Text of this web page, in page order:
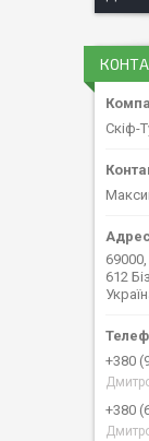
Скіф-
612
+380
+380